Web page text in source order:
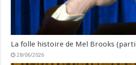
La folle histoire de Mel Brooks
28/06/2026